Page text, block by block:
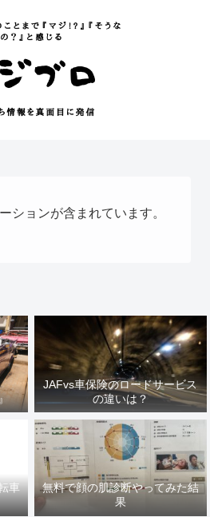
ションが含まれています。
JAFvs車保険のロードサービス
の違いは？
車
無料で顔の肌診断やってみた結
果